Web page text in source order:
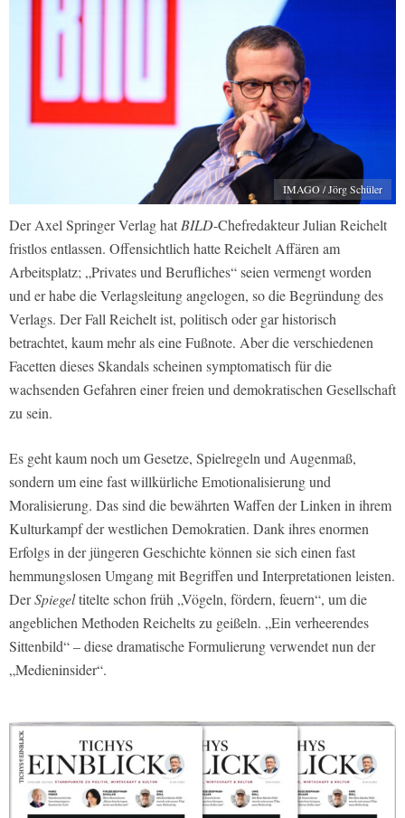
IMAGO / Jörg Schüler
Der Axel Springer Verlag hatBILD-Chefredakteur Julian Reichelt
fristlos entlassen. Offensichtlich hatte Reichelt Affären am
Arbeitsplatz; „Privates und Berufliches“ seien vermengt worden
und er habe die Verlagsleitung angelogen, so die Begründung des
Verlags. Der Fall Reichelt ist, politisch oder gar historisch
betrachtet, kaum mehr als eine Fußnote. Aber die verschiedenen
Facetten dieses Skandals scheinen symptomatisch für die
wachsenden Gefahren einer freien und demokratischen Gesellschaft
zu sein.
Es geht kaum noch um Gesetze, Spielregeln und Augenmaß,
sondern um eine fast willkürliche Emotionalisierung und
Moralisierung. Das sind die bewährten Waffen der Linken in ihrem
Kulturkampf der westlichen Demokratien. Dank ihres enormen
Erfolgs in der jüngeren Geschichte können sie sich einen fast
hemmungslosen Umgang mit Begriffen und Interpretationen leisten.
DerSpiegeltitelte schon früh „Vögeln, fördern, feuern“, um die
angeblichen Methoden Reichelts zu geißeln. „Ein verheerendes
Sittenbild“ – diese dramatische Formulierung verwendet nun der
„Medieninsider“.